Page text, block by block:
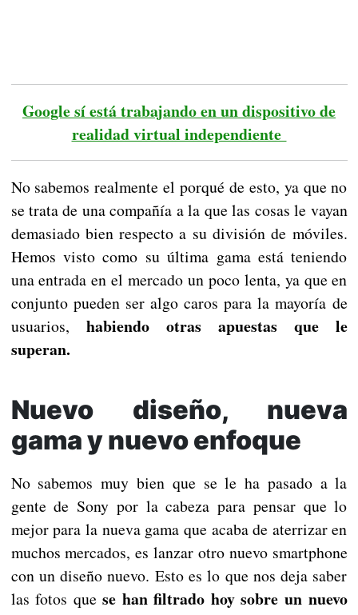
Google sí está trabajando en un dispositivo de
realidad virtual independiente
No sabemos realmente el porqué de esto, ya que no
se trata de una compañía a la que las cosas le vayan
demasiado bien respecto a su división de móviles.
Hemos visto como su última gama está teniendo
una entrada en el mercado un poco lenta, ya que en
conjunto pueden ser algo caros para la mayoría de
usuarios, habiendo otras apuestas que le
superan.
Nuevo diseño, nueva
gama y nuevo enfoque
No sabemos muy bien que se le ha pasado a la
gente de Sony por la cabeza para pensar que lo
mejor para la nueva gama que acaba de aterrizar en
muchos mercados, es lanzar otro nuevo smartphone
con un diseño nuevo. Esto es lo que nos deja saber
las fotos quese han filtrado hoy sobre un nuevo